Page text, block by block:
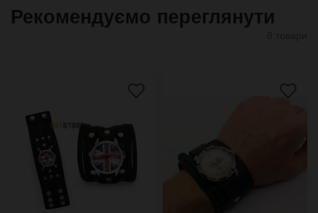
Рекомендуємо переглянути